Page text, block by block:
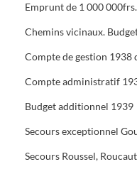
Emprunt de 1 000
Chemins vicinaux.
Compte de gestion 1938
Compte administratif
Budget additionnel 1939
Secours exceptionnel
Secours Roussel,